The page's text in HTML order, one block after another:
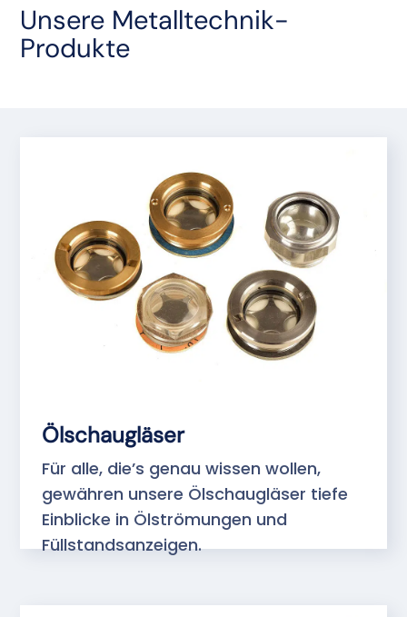
Unsere Metalltechnik-
Produkte
Ölschaugläser
Für alle, die’s genau wissen wollen,
gewähren unsere Ölschaugläser tiefe
Einblicke in Ölströmungen und
Füllstandsanzeigen.